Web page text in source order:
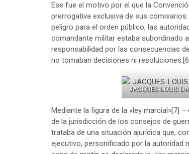
Ese fue el motivo por el que la
prerrogativa exclusiva de sus
peligro para el orden público, las
comandante militar estaba subordinado
responsabilidad por las consecuencias
no tomaban decisiones ni resoluciones.
JACQUES-LOUIS
Mediante la figura de la «ley marcial»[7]
de la jurisdicción de los consejos de
trataba de una situación ajurídica que,
ejecutivo, personificado por la autoridad